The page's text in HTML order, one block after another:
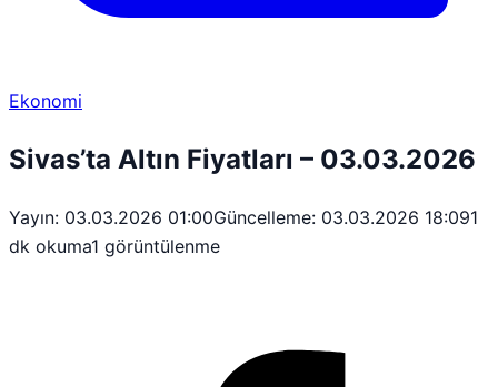
Ekonomi
Sivas’ta Altın Fiyatları – 03.03.2026
Yayın: 03.03.2026 01:00Güncelleme: 03.03.2026 18:091
dk okuma1 görüntülenme